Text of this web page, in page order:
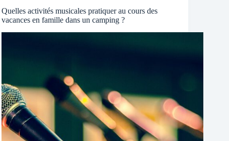
Quelles activités musicales pratiquer au cours des
vacances en famille dans un camping ?